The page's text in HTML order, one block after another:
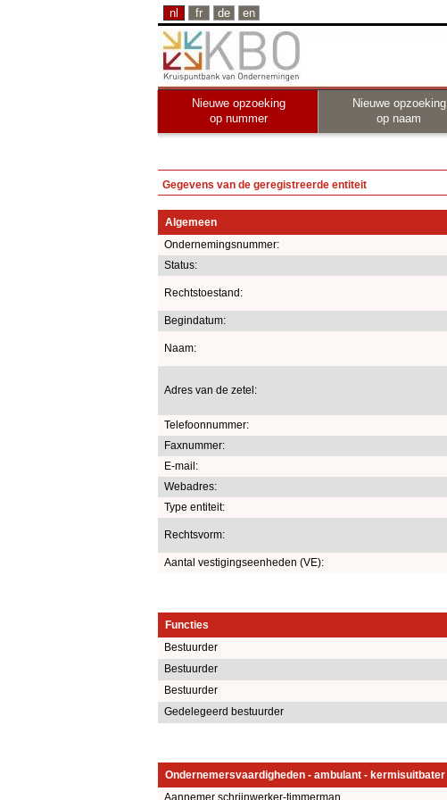
nl fr de en
Nieuwe opzoeking
op nummer
Nieuwe opzoeking
op naam
Gegevens van de geregistreerde entiteit
Algemeen
Ondernemingsnummer:
Status:
Rechtstoestand:
Begindatum:
Naam:
Adres van de zetel:
Telefoonnummer:
Faxnummer:
E-mail:
Webadres:
Type entiteit:
Rechtsvorm:
Aantal vestigingseenheden (VE):
Functies
Bestuurder
Bestuurder
Bestuurder
Gedelegeerd bestuurder
Ondernemersvaardigheden - ambulant - kermisuitbater
Aannemer schrijnwerker-timmerman